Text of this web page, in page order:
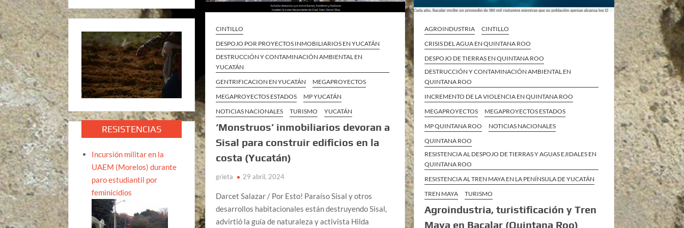
CINTILLO
DESPOJO POR PROYECTOS INMOBILIARIOS EN YUCATÁN
DESTRUCCIÓN Y CONTAMINACIÓN AMBIENTAL EN
YUCATÁN
GENTRIFICACION EN YUCATÁN
MEGAPROYECTOS
MEGAPROYECTOS ESTADOS
MP YUCATÁN
NOTICIAS NACIONALES
TURISMO YUCATÁN
‘Monstruos’ inmobiliarios devoran a
Sisal para construir edificios en la
costa (Yucatán)
grieta 29 abril, 2024
Darcet Salazar / Por Esto! Paraíso Sisal y otros
desarrollos habitacionales están destruyendo Sisal,
advirtió la guía de naturaleza y activista Hilda
AGROINDUSTRIA
CINTILLO
CRISIS DEL AGUA EN QUINTANA ROO
DESPOJO DE TIERRAS EN QUINTANA ROO
DESTRUCCIÓN Y CONTAMINACIÓN AMBIENTAL EN
QUINTANA ROO
INCREMENTO DE LA VIOLENCIA EN QUINTANA ROO
MEGAPROYECTOS
MEGAPROYECTOS ESTADOS
MP QUINTANA ROO
NOTICIAS NACIONALES
QUINTANA ROO
RESISTENCIA AL DESPOJO DE TIERRAS Y AGUAS EJIDALES EN
QUINTANA ROO
RESISTENCIA AL TREN MAYA EN LA PENÍNSULA DE YUCATÁN
TREN MAYA
TURISMO
Agroindustria, turistificación y Tren
Maya en Bacalar (Quintana Roo)
RESISTENCIAS
Incursión militar en la
UAEM (Morelos) durante
paro estudiantil por
feminicidios